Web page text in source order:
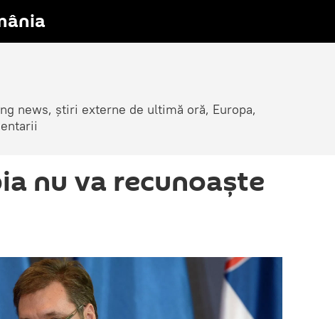
news, știri externe de ultimă oră, Europa,
nu va recunoaște